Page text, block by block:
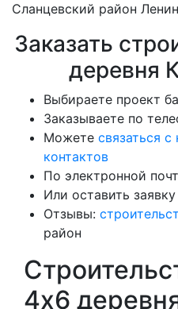
Сланцевский район
Заказать
деревня
Выбираете проект
Заказываете по
Можете связаться
контактов
По электронной
Или оставить
Отзывы:
район
4х6